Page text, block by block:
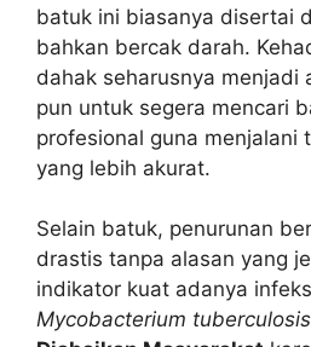
batuk ini biasanya disertai
bahkan bercak darah.
dahak seharusnya menjadi
pun untuk segera mencari
profesional guna menjalani
yang lebih akurat.
Selain batuk, penurunan
drastis tanpa alasan yang
indikator kuat adanya
Mycobacterium tuberculosis